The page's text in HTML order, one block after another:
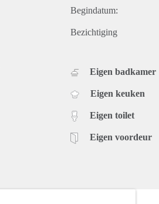
Begindatum:
Bezichtiging
Eigen badkamer
Eigen keuken
Eigen toilet
Eigen voordeur